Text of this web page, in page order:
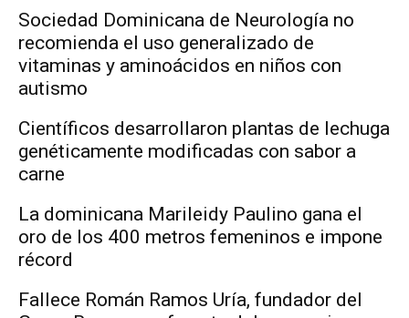
Sociedad Dominicana de Neurología no
recomienda el uso generalizado de
vitaminas y aminoácidos en niños con
autismo
Científicos desarrollaron plantas de lechuga
genéticamente modificadas con sabor a
carne
La dominicana Marileidy Paulino gana el
oro de los 400 metros femeninos e impone
récord
Fallece Román Ramos Uría, fundador del